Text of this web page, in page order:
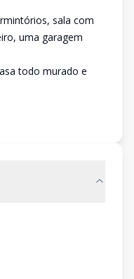
sala com
uma garagem
todo murado e